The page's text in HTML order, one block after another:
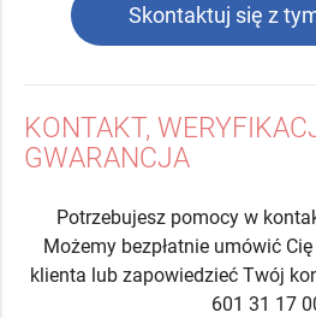
Skontaktuj się z
KONTAKT,
GWARANCJA
Potrzebujesz pomocy w
Możemy bezpłatnie umówić
klienta lub zapowiedzieć Twój
601 31 17